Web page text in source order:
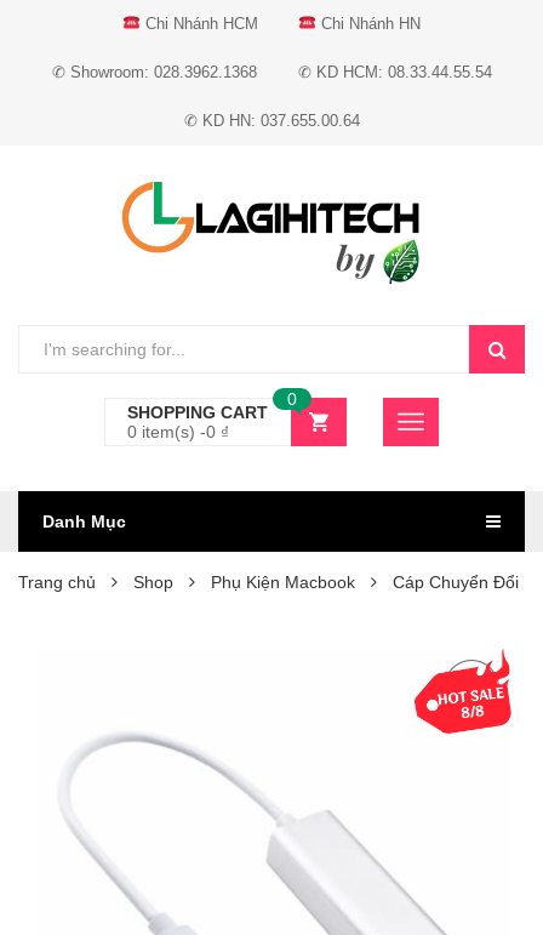
Chi Nhánh HCM Chi Nhánh HN
✆ Showroom: 028.3962.1368 ✆ KD HCM: 08.33.44.55.54
✆ KD HN: 037.655.00.64
SHOPPING CART
0 item(s) -0 ₫
0
Danh Mục
Trang chủ Shop Phụ Kiện Macbook Cáp Chuyển Đổi